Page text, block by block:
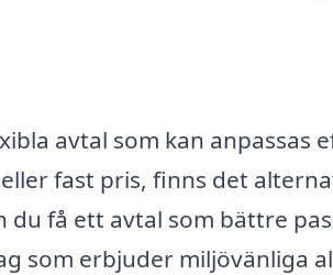
avtal som kan anpassas
fast pris, finns det
du få ett avtal som bättre
som erbjuder miljövänliga